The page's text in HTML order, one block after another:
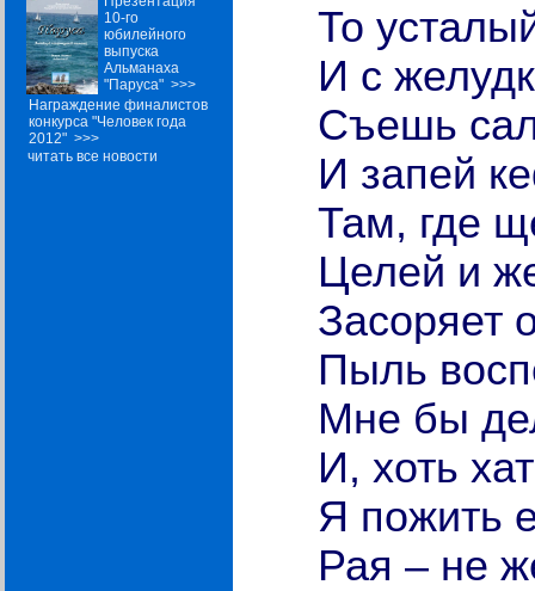
10-го
юбилейного
выпуска
Альманаха
"Паруса" >>>
Награждение финалистов
конкурса "Человек года
2012" >>>
читать все новости
То
И с
Съешь
И запей
Там, где
Целей и
Засоряет
Пыль
Мне бы
И, хоть
Я пожить
Рая – не